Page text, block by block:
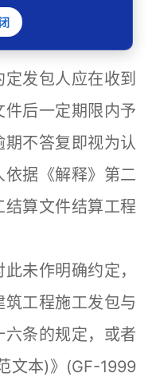
算工程价款的，
发包人应在收到
后一定期限内予
期不答复即视为认
据《解释》第二
算文件结算工程
未作明确约定，
工程施工发包与
条的规定，或者
文本)》(GF-1999